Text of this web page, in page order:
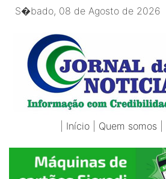
S�bado, 08 de Agosto de 2026
Início Quem somos